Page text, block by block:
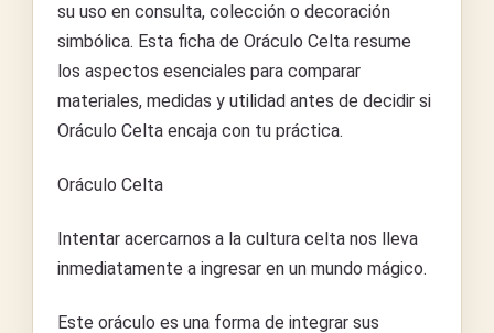
su uso en consulta, colección o decoración
simbólica. Esta ficha de Oráculo Celta resume
los aspectos esenciales para comparar
materiales, medidas y utilidad antes de decidir si
Oráculo Celta encaja con tu práctica.
Oráculo Celta
Intentar acercarnos a la cultura celta nos lleva
inmediatamente a ingresar en un mundo mágico.
Este oráculo es una forma de integrar sus